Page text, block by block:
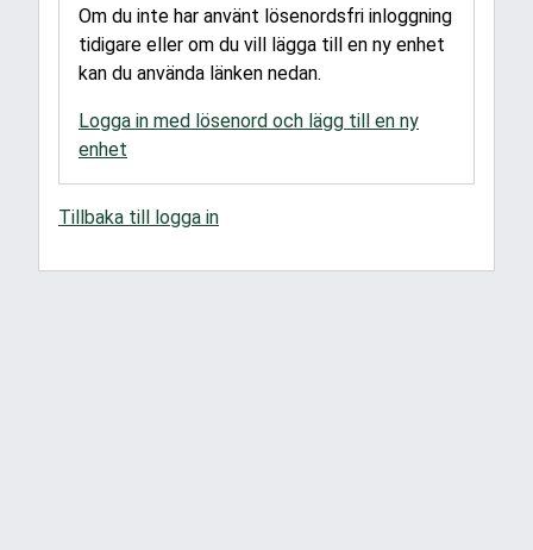
Om du inte har använt lösenordsfri inloggning
tidigare eller om du vill lägga till en ny enhet
kan du använda länken nedan.
Logga in med lösenord och lägg till en ny
enhet
Tillbaka till logga in